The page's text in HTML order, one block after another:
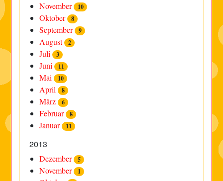
November 10
Oktober 8
September 9
August 2
Juli 3
Juni 11
Mai 10
April 8
März 6
Februar 8
Januar 11
2013
Dezember 5
November 1